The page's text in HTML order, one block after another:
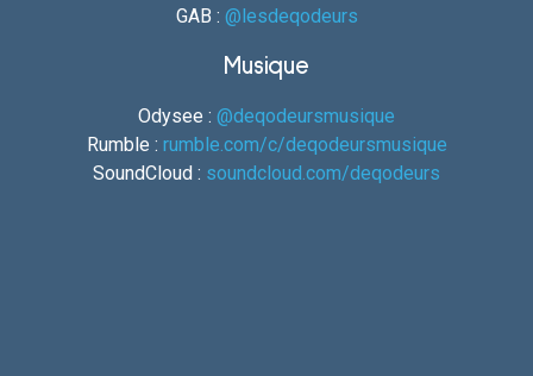
GAB : @lesdeqodeurs
Musique
Odysee : @deqodeursmusique
Rumble : rumble.com/c/deqodeursmusique
SoundCloud : soundcloud.com/deqodeurs